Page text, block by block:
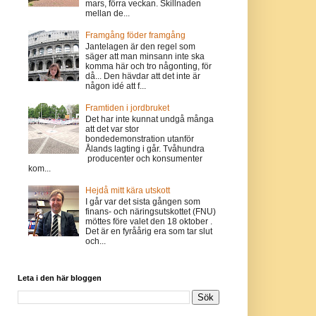
mars, förra veckan. Skillnaden
mellan de...
Framgång föder framgång
Jantelagen är den regel som
säger att man minsann inte ska
komma här och tro någonting, för
då... Den hävdar att det inte är
någon idé att f...
Framtiden i jordbruket
Det har inte kunnat undgå många
att det var stor
bondedemonstration utanför
Ålands lagting i går. Tvåhundra
producenter och konsumenter
kom...
Hejdå mitt kära utskott
I går var det sista gången som
finans- och näringsutskottet (FNU)
möttes före valet den 18 oktober .
Det är en fyråårig era som tar slut
och...
Leta i den här bloggen